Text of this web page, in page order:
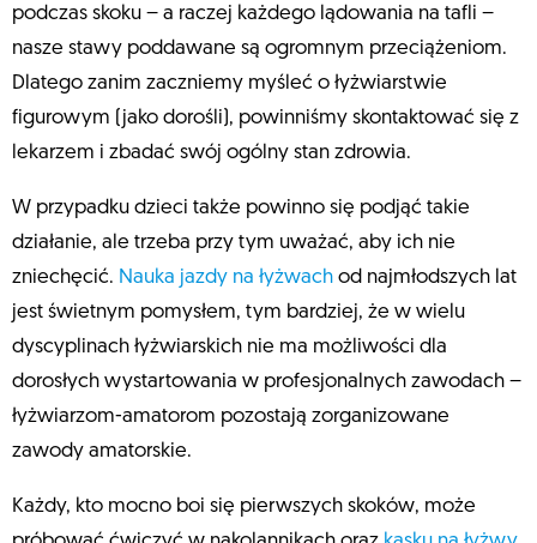
podczas skoku – a raczej każdego lądowania na tafli –
nasze stawy poddawane są ogromnym przeciążeniom.
Dlatego zanim zaczniemy myśleć o łyżwiarstwie
figurowym (jako dorośli), powinniśmy skontaktować się z
lekarzem i zbadać swój ogólny stan zdrowia.
W przypadku dzieci także powinno się podjąć takie
działanie, ale trzeba przy tym uważać, aby ich nie
zniechęcić. Nauka jazdy na łyżwach od najmłodszych lat
jest świetnym pomysłem, tym bardziej, że w wielu
dyscyplinach łyżwiarskich nie ma możliwości dla
dorosłych wystartowania w profesjonalnych zawodach –
łyżwiarzom-amatorom pozostają zorganizowane
zawody amatorskie.
Każdy, kto mocno boi się pierwszych skoków, może